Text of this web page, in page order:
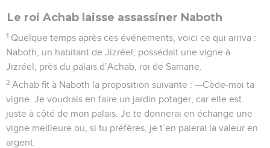
Le roi Achab laisse assassiner Naboth
1 Quelque temps après ces événements, voici ce qui arriva :
Naboth, un habitant de Jizréel, possédait une vigne à
Jizréel, près du palais d’Achab, roi de Samarie.
2 Achab fit à Naboth la proposition suivante : —Cède-moi ta
vigne. Je voudrais en faire un jardin potager, car elle est
juste à côté de mon palais. Je te donnerai en échange une
vigne meilleure ou, si tu préfères, je t’en paierai la valeur en
argent.